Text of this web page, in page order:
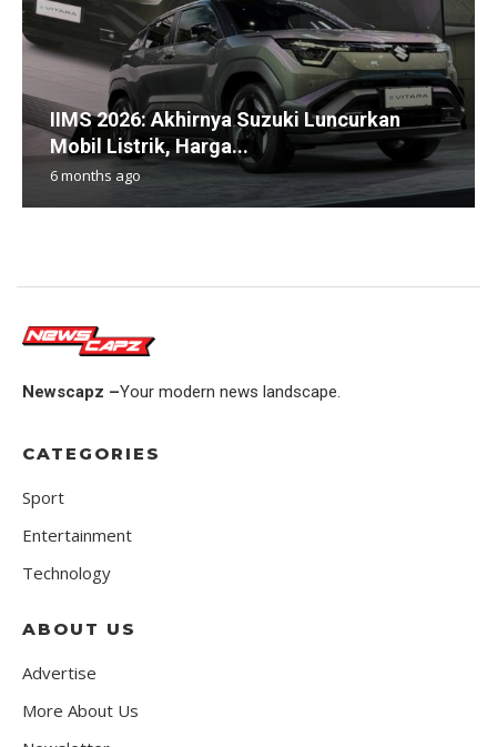
IIMS 2026: Akhirnya Suzuki Luncurkan
Mobil Listrik, Harga...
6 months ago
Newscapz –Your modern news landscape.
CATEGORIES
Sport
Entertainment
Technology
ABOUT US
Advertise
More About Us